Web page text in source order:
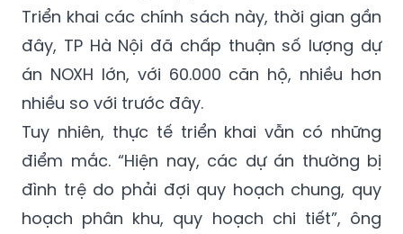
Triển khai các chính sách này, thời gian gần
đây, TP Hà Nội đã chấp thuận số lượng dự
án NOXH lớn, với 60.000 căn hộ, nhiều hơn
nhiều so với trước đây.
Tuy nhiên, thực tế triển khai vẫn có những
điểm mắc. “Hiện nay, các dự án thường bị
đình trệ do phải đợi quy hoạch chung, quy
hoạch phân khu, quy hoạch chi tiết”, ông